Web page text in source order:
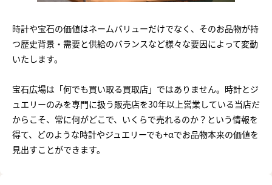
時計や宝石の価値はネームバリューだけでなく、そのお品物が持
つ歴史背景・需要と供給のバランスなど様々な要因によって変動
いたします。
宝石広場は「何でも買い取る買取店」ではありません。時計とジ
ュエリーのみを専門に扱う販売店を30年以上営業している当店だ
からこそ、常に何がどこで、いくらで売れるのか？という情報を
得て、どのような時計やジュエリーでも+αでお品物本来の価値を
見出すことができます。